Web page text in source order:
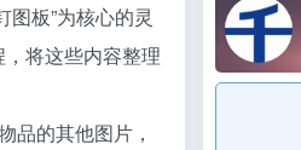
板”为核心的灵
将这些内容整理
品的其他图片，